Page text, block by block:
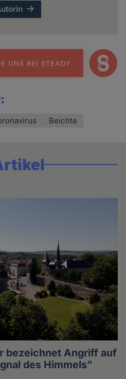
Beichte
bezeichnet Angriff auf
des Himmels”